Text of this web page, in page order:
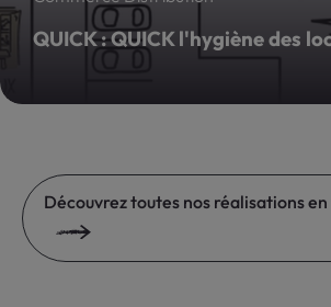
Découvrez toutes nos réalisations